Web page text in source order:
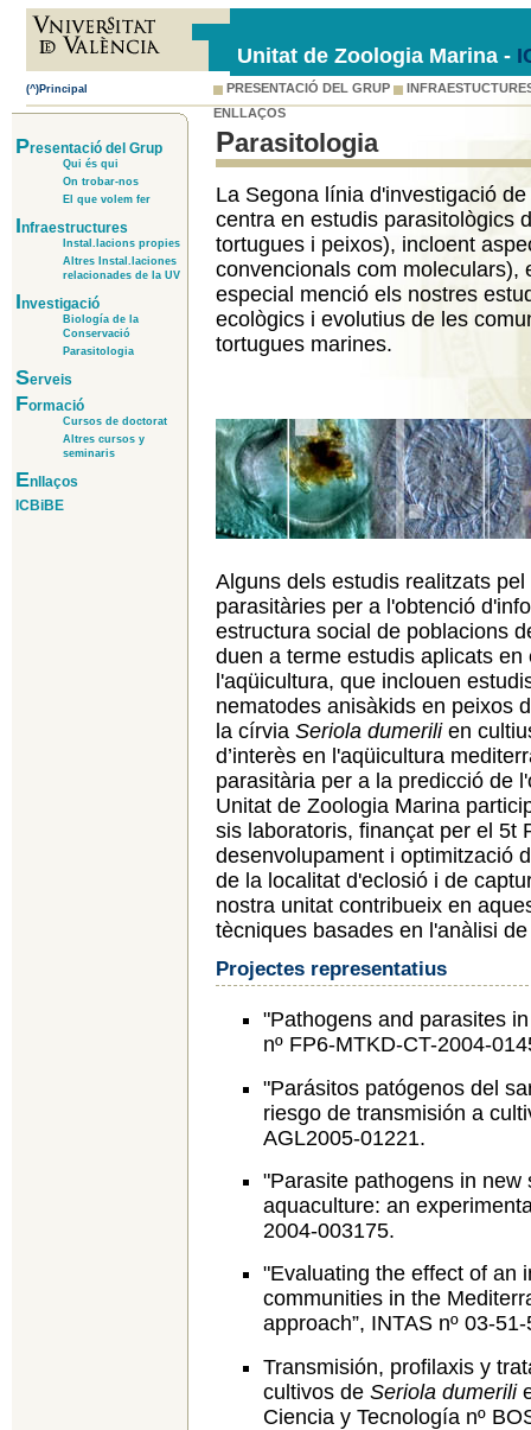
Unitat de Zoologia Marina -
(^)Principal PRESENTACIÓ DEL GRUP
ENLLAÇOS
Presentació del Grup
Qui és qui
On trobar-nos
El que volem fer
Infraestructures
Instal.lacions propies
Altres Instal.laciones
relacionades de la UV
Investigació
Biología de la
Conservació
Parasitologia
Serveis
Formació
Cursos de doctorat
Altres cursos y
seminaris
Enllaços
ICBiBE
Parasitologia
La Segona línia d'investigació
centra en estudis parasitològics
tortugues i peixos), incloent
convencionals com moleculars),
especial menció els nostres
ecològics i evolutius de les
tortugues marines.
Alguns dels estudis realitzats
parasitàries per a l'obtenció
estructura social de poblacions
duen a terme estudis aplicats
l'aqüicultura, que inclouen
nematodes anisàkids en peixos
la círvia Seriola dumerilien
d’interès en l'aqüicultura
parasitària per a la predicció de
Unitat de Zoologia Marina
sis laboratoris, finançat per el 5t
desenvolupament i optimització
de la localitat d'eclosió i de
nostra unitat contribueix en
tècniques basades en l'anàlisi
Projectes representatius
"Pathogens and parasites
nº FP6-MTKD-CT-2004-
"Parásitos patógenos del
riesgo de transmisión a
AGL2005-01221.
"Parasite pathogens in
aquaculture: an
2004-003175.
"Evaluating the effect of an
communities in the
approach”, INTAS nº 03-
Transmisión, profilaxis y
cultivos de Seriola dumerili
Ciencia y Tecnología nº